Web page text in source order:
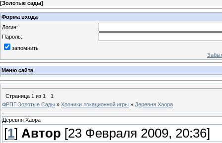
[Золотые сады]
Форма входа
Логин:
Пароль:
запомнить
Меню сайта
Страница 1 из 1
1
ФРПГ Золотые Сады » Хроники локационной игры » Деревня Хаора
Деревня Хаора
[1] Автор [23 Февраля 2009, 20:36]